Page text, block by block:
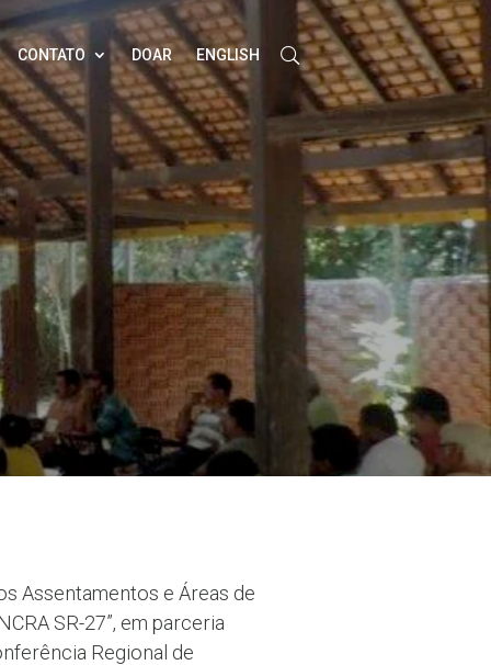
CONTATO DOAR ENGLISH
Assentamentos e Áreas de
SR-27”, em parceria
Regional de